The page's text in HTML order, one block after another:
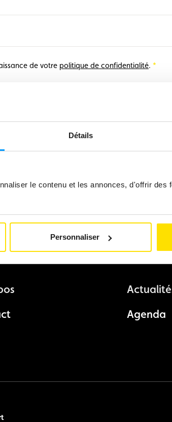
Détails
le contenu et les annonces, d'offrir des
Personnaliser
de votre politique de confidentialité.
eSports
Agenda